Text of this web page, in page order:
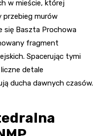
w mieście, której
przebieg murów
się Baszta Prochowa
fragment
Spacerując tymi
detale
ducha dawnych czasów.